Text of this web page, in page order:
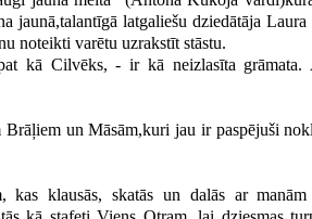
jaunā,talantīgā latgaliešu dziedātāja
noteikti varētu uzrakstīt stāstu.
kā Cilvēks, - ir kā neizlasīta
Brāļiem un Māsām,kuri jau ir paspējuši
kas klausās, skatās un dalās ar